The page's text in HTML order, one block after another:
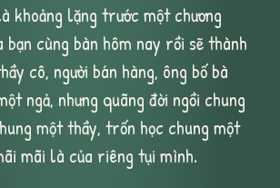
khoảng lặng trước một chương
bạn cùng bàn hôm nay rồi sẽ thành
cô, người bán hàng, ông bố bà
ngả, nhưng quãng đời ngồi chung
một thầy, trốn học chung một
mãi là của riêng tụi mình.